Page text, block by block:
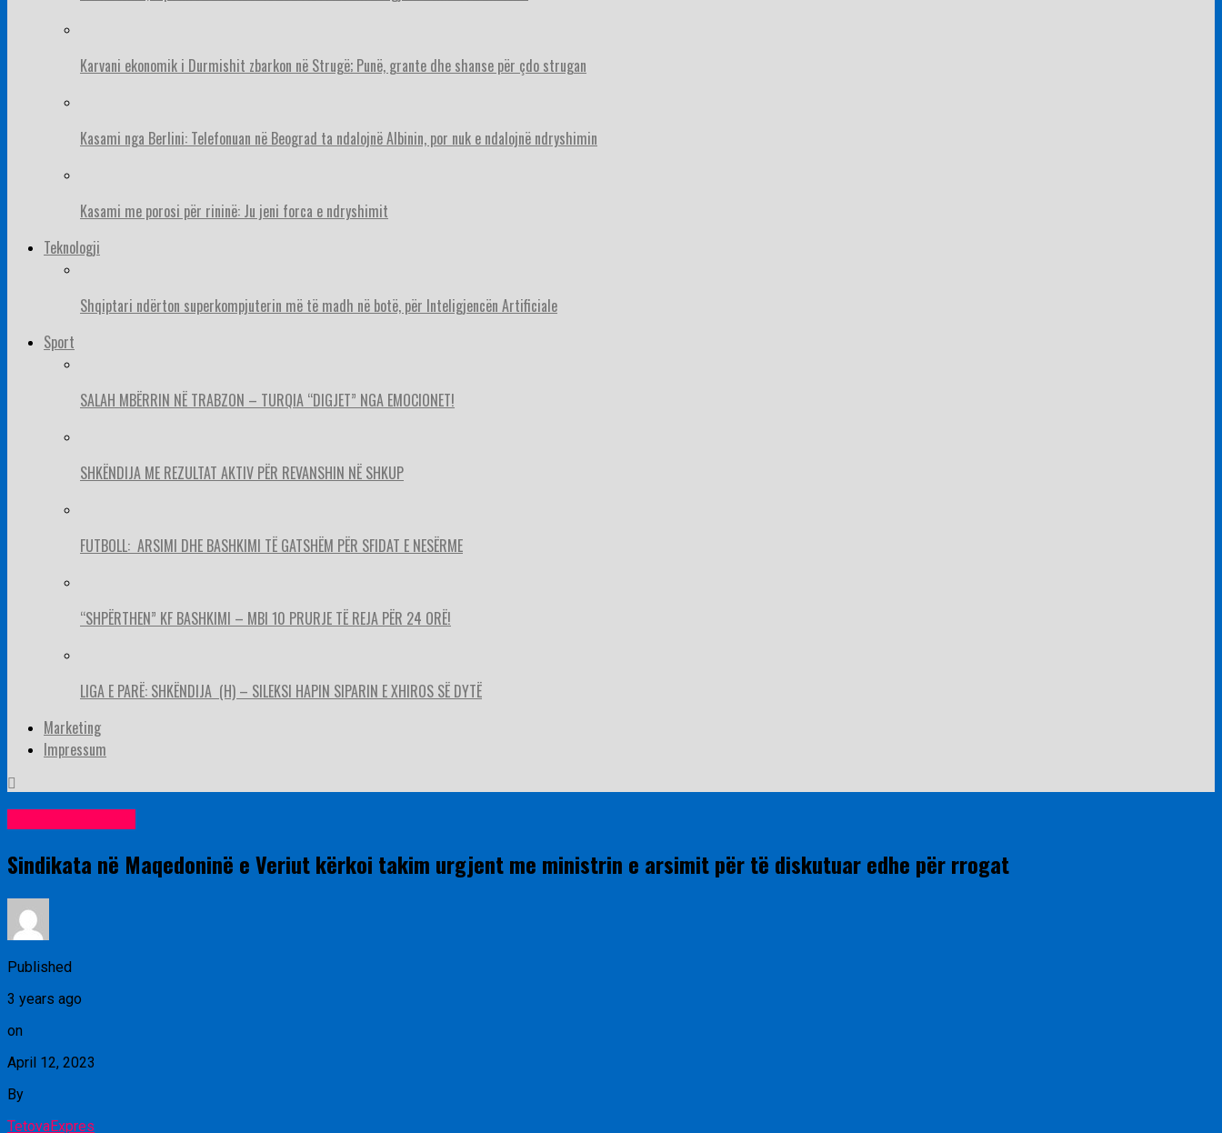
Karvani ekonomik i Durmishit zbarkon në Strugë; Punë, grante dhe shanse për çdo strugan
Kasami nga Berlini: Telefonuan në Beograd ta ndalojnë Albinin, por nuk e ndalojnë ndryshimin
Kasami me porosi për rininë: Ju jeni forca e ndryshimit
Teknologji
Shqiptari ndërton superkompjuterin më të madh në botë, për Inteligjencën Artificiale
Sport
SALAH MBËRRIN NË TRABZON – TURQIA “DIGJET” NGA EMOCIONET!
SHKËNDIJA ME REZULTAT AKTIV PËR REVANSHIN NË SHKUP
FUTBOLL: ARSIMI DHE BASHKIMI TË GATSHËM PËR SFIDAT E NESËRME
“SHPËRTHEN” KF BASHKIMI – MBI 10 PRURJE TË REJA PËR 24 ORË!
LIGA E PARË: SHKËNDIJA (H) – SILEKSI HAPIN SIPARIN E XHIROS SË DYTË
Marketing
Impressum
Sindikata në Maqedoninë e Veriut kërkoi takim urgjent me ministrin e arsimit për të diskutuar edhe për rrogat
Published
3 years ago
on
April 12, 2023
By
TetovaExpres